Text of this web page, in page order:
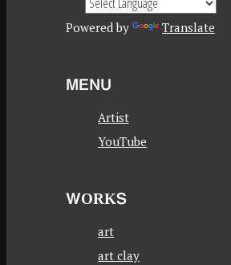
Powered by Translate
MENU
Artist
YouTube
WORKS
art
art clay